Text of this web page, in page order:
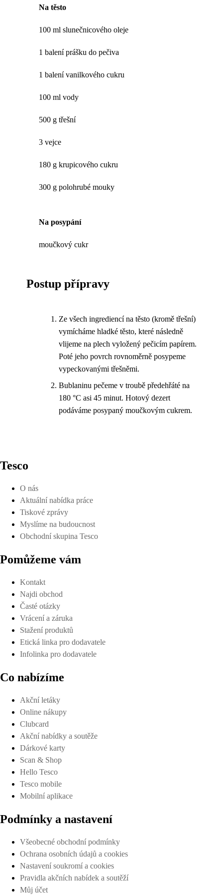
Na těsto
100 ml slunečnicového oleje
1 balení prášku do pečiva
1 balení vanilkového cukru
100 ml vody
500 g třešní
3 vejce
180 g krupicového cukru
300 g polohrubé mouky
Na posypání
moučkový cukr
Postup přípravy
Ze všech ingrediencí na těsto (kromě třešní)
vymícháme hladké těsto, které následně
vlijeme na plech vyložený pečicím papírem.
Poté jeho povrch rovnoměrně posypeme
vypeckovanými třešněmi.
Bublaninu pečeme v troubě předehřáté na
180 °C asi 45 minut. Hotový dezert
podáváme posypaný moučkovým cukrem.
Tesco
O nás
Aktuální nabídka práce
Tiskové zprávy
Myslíme na budoucnost
Obchodní skupina Tesco
Pomůžeme vám
Kontakt
Najdi obchod
Časté otázky
Vrácení a záruka
Stažení produktů
Etická linka pro dodavatele
Infolinka pro dodavatele
Co nabízíme
Akční letáky
Online nákupy
Clubcard
Akční nabídky a soutěže
Dárkové karty
Scan & Shop
Hello Tesco
Tesco mobile
Mobilní aplikace
Podmínky a nastavení
Všeobecné obchodní podmínky
Ochrana osobních údajů a cookies
Nastavení soukromí a cookies
Pravidla akčních nabídek a soutěží
Můj účet